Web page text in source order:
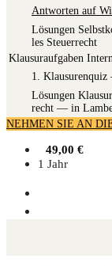
Ant­wor­ten auf
Lösun­gen
les Steuerrecht
Klausuraufgaben
1.
Lösun­gen
recht — in
NEHMEN SIE AN
49,00 €
1 Jahr